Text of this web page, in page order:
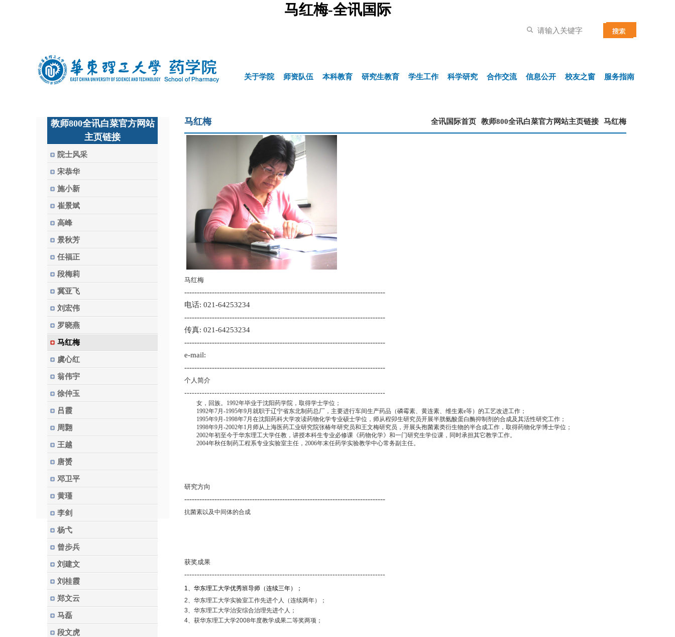
马红梅-全讯国际
关于学院 师资队伍 本科教育 研究生教育 学生工作 科学研究 合作交流 信息公开 校友之窗 服务指南
教师800全讯白菜官方网站
主页链接
院士风采
宋恭华
施小新
崔景斌
高峰
景秋芳
任福正
段梅莉
冀亚飞
刘宏伟
罗晓燕
马红梅
虞心红
翁伟宇
徐仲玉
吕霞
周翾
王越
唐赟
邓卫平
黄瑾
李剑
杨弋
曾步兵
刘建文
刘桂霞
郑文云
马磊
段文虎
马红梅 全讯国际首页 教师800全讯白菜官方网站主页链接 马红梅
马红梅
--------------------------------------------------------------------------------
电话: 021-64253234
--------------------------------------------------------------------------------
传真: 021-64253234
--------------------------------------------------------------------------------
e-mail:
--------------------------------------------------------------------------------
个人简介
--------------------------------------------------------------------------------
女，回族。 1992年毕业于沈阳药学院，取得学士学位；
1992年7月 -1995年9月就职于辽宁省东北制药总厂，主要进行车间生产药品（磷霉素、黄连素、维生素e等）的工艺改进工作；
1995年9月 -1998年7月在沈阳药科大学攻读药物化学专业硕士学位，师从程卯生研究员开展半胱氨酸蛋白酶抑制剂的合成及其活性研究工作；
1998年9月 -2002年1 月师从上海医药工业研究院张椿年研究员和王文梅研究员，开展头孢菌素类衍生物的半合成工作，取得药物化学博士学位；
2002年初至今于华东理工大学任教，讲授本科生专业必修课《药物化学》和一门研究生学位课，同时承担其它教学工作。
2004年秋任制药工程系专业实验室主任， 2006年末任药学实验教学中心常务副主任。
研究方向
--------------------------------------------------------------------------------
抗菌素以及中间体的合成
获奖成果
--------------------------------------------------------------------------------
1、华东理工大学优秀班导师（连续三年）；
2、华东理工大学实验室工作先进个人（连续两年）；
3、华东理工大学治安综合治理先进个人；
4、获华东理工大学2008年度教学成果二等奖两项；